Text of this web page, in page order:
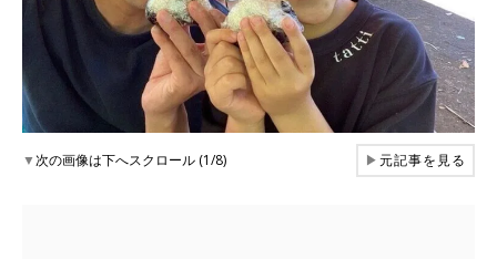
▼次の画像は下へスクロール (1/8) ▶元記事を見る